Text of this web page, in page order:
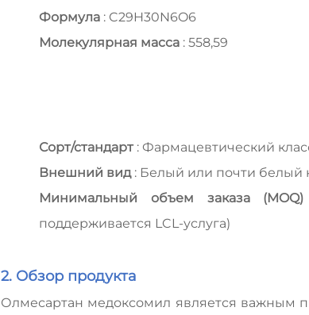
Формула : C29H30N6O6
Молекулярная масса : 558,59
Сорт/стандарт : Фармацевтический
Внешний вид : Белый или почти белый
Минимальный объем заказа (MOQ)
поддерживается LCL-услуга)
2. Обзор продукта
Олмесартан медоксомил является важным